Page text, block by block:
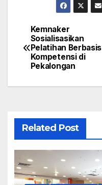
Navigasi
pos
Kemnaker
Sosialisasikan
Pelatihan Berbasis
Kompetensi di
Pekalongan
Related Post